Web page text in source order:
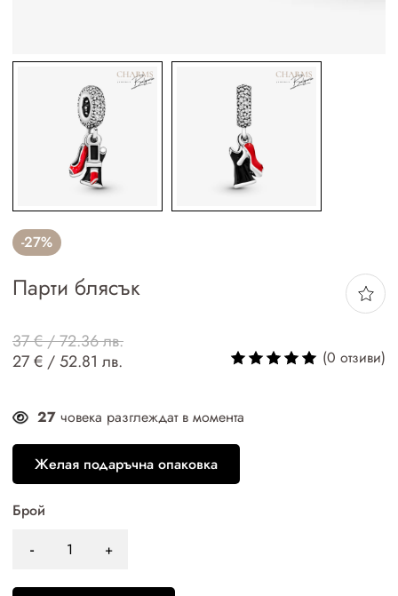
-27%
Парти блясък
37 € / 72.36 лв.
27 € / 52.81 лв.
(0 отзиви)
27 човека разглеждат в момента
Желая подаръчна опаковка
Брой